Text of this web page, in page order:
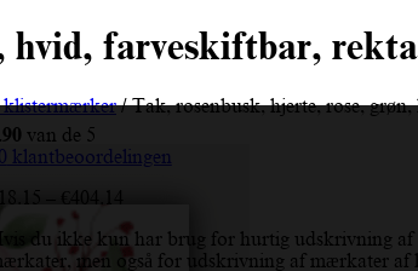
hvid, farveskiftbar,
klistermærker/ Tak, rosenbusk, hjerte, rose,
van de 5
klantbeoordelingen
18.15 – € 404.14Prisinterval:
€18.15
til
€404.14
du ikke kun har brug for hurtig udskrivning af
men også for udskrivning af mærkater af